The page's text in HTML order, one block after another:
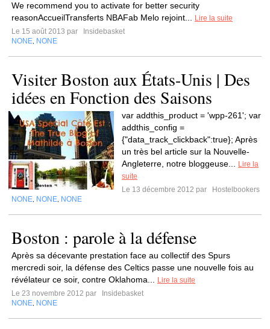
We recommend you to activate for better security
reasonAccueilTransferts NBAFab Melo rejoint...
Lire la suite
Le 15 août 2013 par
Insidebasket
NONE NONE
Visiter Boston aux États-Unis | Des
idées en Fonction des Saisons
var addthis_product = 'wpp-261'; var
addthis_config =
{"data_track_clickback":true}; Après
un très bel article sur la Nouvelle-
Angleterre, notre bloggeuse...
Lire la
suite
Le 13 décembre 2012 par
Hostelbookers
NONE NONE NONE
Boston : parole à la défense
Après sa décevante prestation face au collectif des Spurs
mercredi soir, la défense des Celtics passe une nouvelle fois au
révélateur ce soir, contre Oklahoma...
Lire la suite
Le 23 novembre 2012 par
Insidebasket
NONE NONE